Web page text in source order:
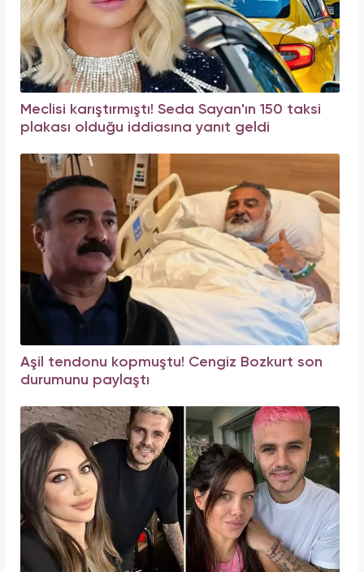
Meclisi karıştırmıştı! Seda Sayan'ın 150 taksi
plakası olduğu iddiasına yanıt geldi
Aşil tendonu kopmuştu! Cengiz Bozkurt son
durumunu paylaştı